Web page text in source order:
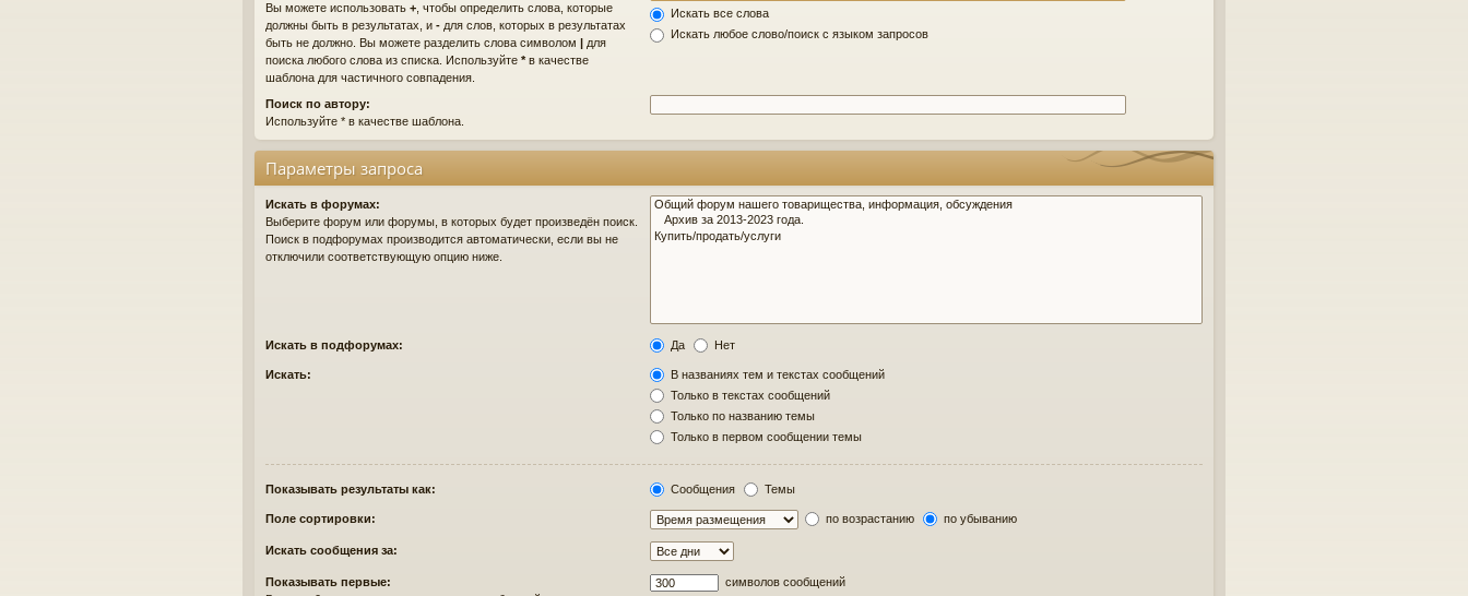
Вы можете использовать + , чтобы определить слова, которые
должны быть в результатах, и - для слов, которых в результатах
быть не должно. Вы можете разделить слова символом | для
поиска любого слова из списка. Используйте *в качестве
шаблона для частичного совпадения.
Искать все слова
Искать любое слово/поиск с языком запросов
Поиск по автору:
Используйте * в качестве шаблона.
Параметры запроса
Искать в форумах:
Выберите форум или форумы, в которых будет произведён поиск.
Поиск в подфорумах производится автоматически, если вы не
отключили соответствующую опцию ниже.
Искать в подфорумах: Да Нет
Искать:
В названиях тем и текстах сообщений
Только в текстах сообщений
Только по названию темы
Только в первом сообщении темы
Показывать результаты как: Сообщения Темы
Поле сортировки: по возрастанию по убыванию
Искать сообщения за:
Показывать первые:
символов сообщений